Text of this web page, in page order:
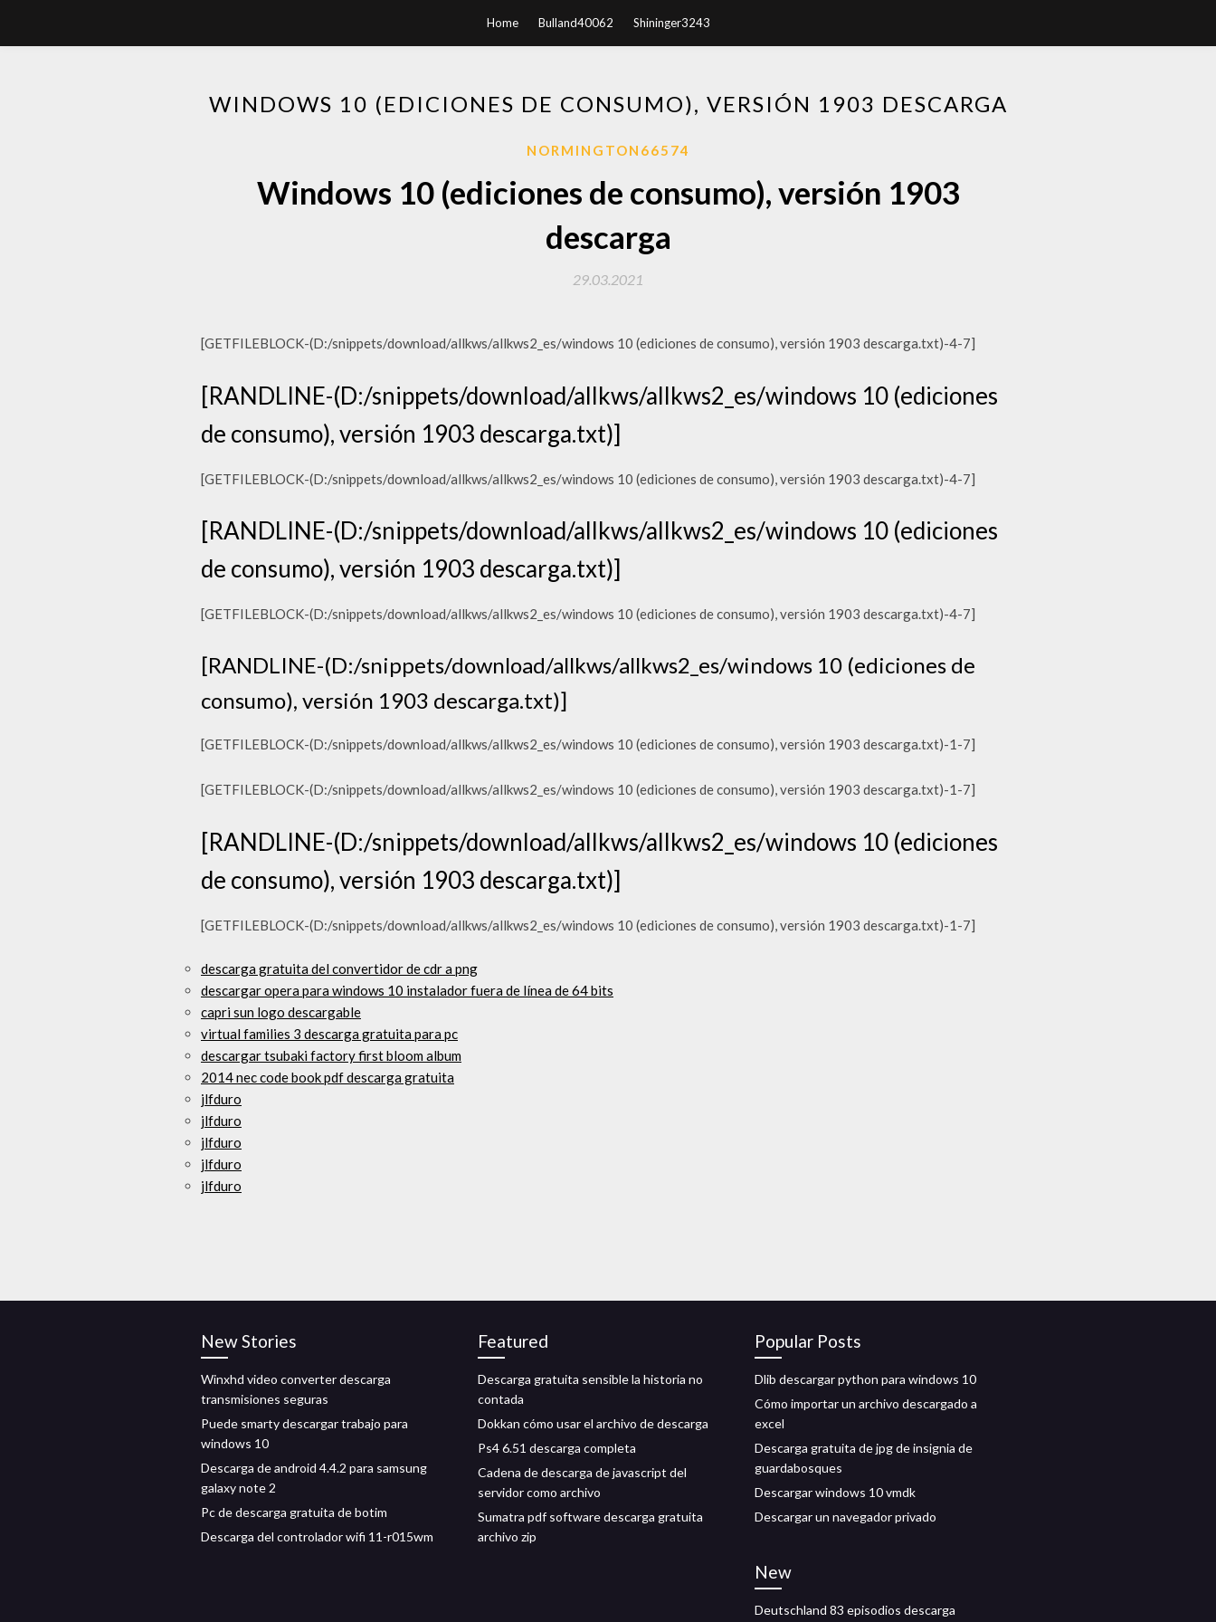
Home Bulland40062 Shininger3243
WINDOWS 10 (EDICIONES DE CONSUMO), VERSIÓN 1903 DESCARGA
NORMINGTON66574
Windows 10 (ediciones de consumo), versión 1903
descarga
29.03.2021
[GETFILEBLOCK-(D:/snippets/download/allkws/allkws2_es/windows 10 (ediciones de consumo), versión 1903 descarga.txt)-4-7]
[RANDLINE-(D:/snippets/download/allkws/allkws2_es/windows 10 (ediciones
de consumo), versión 1903 descarga.txt)]
[GETFILEBLOCK-(D:/snippets/download/allkws/allkws2_es/windows 10 (ediciones de consumo), versión 1903 descarga.txt)-4-7]
[RANDLINE-(D:/snippets/download/allkws/allkws2_es/windows 10 (ediciones
de consumo), versión 1903 descarga.txt)]
[GETFILEBLOCK-(D:/snippets/download/allkws/allkws2_es/windows 10 (ediciones de consumo), versión 1903 descarga.txt)-4-7]
[RANDLINE-(D:/snippets/download/allkws/allkws2_es/windows 10 (ediciones de
consumo), versión 1903 descarga.txt)]
[GETFILEBLOCK-(D:/snippets/download/allkws/allkws2_es/windows 10 (ediciones de consumo), versión 1903 descarga.txt)-1-7]
[GETFILEBLOCK-(D:/snippets/download/allkws/allkws2_es/windows 10 (ediciones de consumo), versión 1903 descarga.txt)-1-7]
[RANDLINE-(D:/snippets/download/allkws/allkws2_es/windows 10 (ediciones
de consumo), versión 1903 descarga.txt)]
[GETFILEBLOCK-(D:/snippets/download/allkws/allkws2_es/windows 10 (ediciones de consumo), versión 1903 descarga.txt)-1-7]
descarga gratuita del convertidor de cdr a png
descargar opera para windows 10 instalador fuera de línea de 64 bits
capri sun logo descargable
virtual families 3 descarga gratuita para pc
descargar tsubaki factory first bloom album
2014 nec code book pdf descarga gratuita
jlfduro
jlfduro
jlfduro
jlfduro
jlfduro
New Stories
Winxhd video converter descarga
transmisiones seguras
Puede smarty descargar trabajo para
windows 10
Descarga de android 4.4.2 para samsung
galaxy note 2
Pc de descarga gratuita de botim
Descarga del controlador wifi 11-r015wm
Featured
Descarga gratuita sensible la historia no
contada
Dokkan cómo usar el archivo de descarga
Ps4 6.51 descarga completa
Cadena de descarga de javascript del
servidor como archivo
Sumatra pdf software descarga gratuita
archivo zip
Popular Posts
Dlib descargar python para windows 10
Cómo importar un archivo descargado a
excel
Descarga gratuita de jpg de insignia de
guardabosques
Descargar windows 10 vmdk
Descargar un navegador privado
New
Deutschland 83 episodios descarga